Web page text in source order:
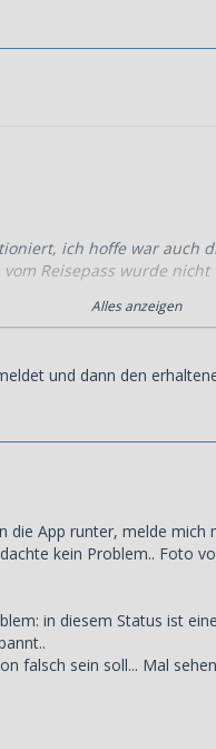
ich hoffe war auch
Reisepass wurde nicht
nicht
Profil in der App ist
Alles anzeigen
und dann den
die App runter, melde
kein Problem.. Foto
in diesem Status ist
falsch sein soll... Mal